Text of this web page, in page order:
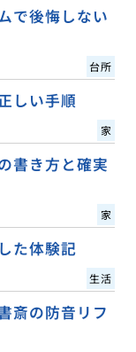
で後悔しない
台所
しい手順
家
書き方と確実
家
た体験記
生活
斎の防音リフ